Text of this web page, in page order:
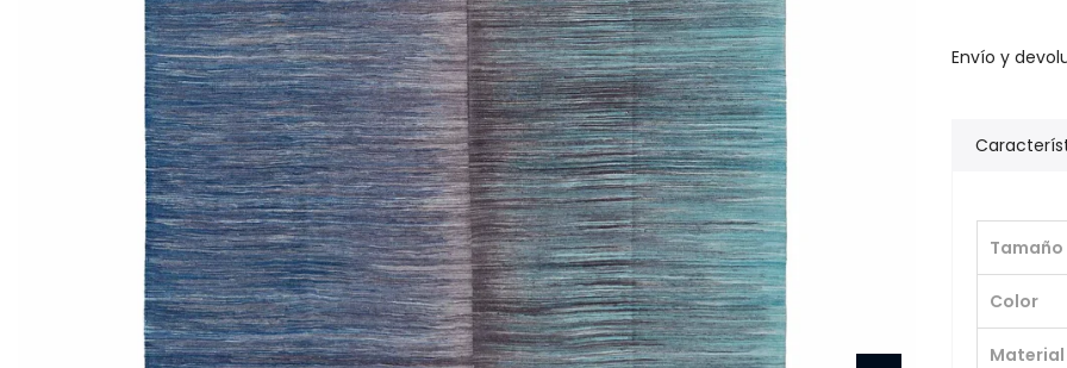
Envío y
Tamaño
Color
Material